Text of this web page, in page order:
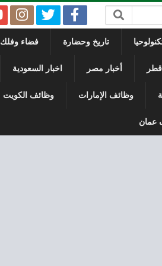
تاريخ وحضارة فضاء وفلك
قطر أخبار مصر اخبار السعودية
وظائف الإمارات وظائف الكويت
عمان